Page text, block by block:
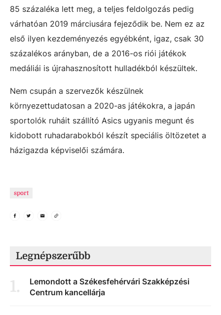
85 százaléka lett meg, a teljes feldolgozás pedig
várhatóan 2019 márciusára fejeződik be. Nem ez az
első ilyen kezdeményezés egyébként, igaz, csak 30
százalékos arányban, de a 2016-os riói játékok
medáliái is újrahasznosított hulladékból készültek.
Nem csupán a szervezők készülnek
környezettudatosan a 2020-as játékokra, a japán
sportolók ruháit szállító Asics ugyanis megunt és
kidobott ruhadarabokból készít speciális öltözetet a
házigazda képviselői számára.
sport
Legnépszerűbb
1.
Lemondott a Székesfehérvári Szakképzési
Centrum kancellárja